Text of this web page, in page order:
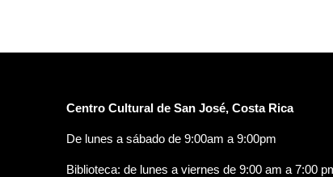
Centro Cultural de San José, Costa Rica
De lunes a sábado de 9:00am a 9:00pm
Biblioteca: de lunes a viernes de 9:00 am a 7:00